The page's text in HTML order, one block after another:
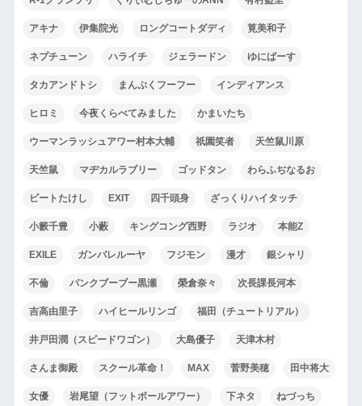
アキナ 伊集院光 ロングコートダディ 筧美和子
ネプチューン ハライチ ジェラードン ゆにばーす
タカアンドトシ まんぷくフーフー インディアンス
ヒロミ 今夜くらべてみました かまいたち
ウーマンラッシュアワー村本大輔 祇園笑者 天竺鼠川原
天竺鼠 マヂカルラブリー ゴッドタン わらふぢなるお
ビートたけし EXIT 四千頭身 ざっくりハイタッチ
小籔千豊 小藪 キングコング西野 ラジオ 本能Z
EXILE ガンバレルーヤ フジモン 漫才 銀シャリ
不倫 パンクブーブー黒瀬 榮倉奈々 次長課長河本
吉高由里子 ハイヒールリンゴ 福田（チュートリアル）
井戸田潤（スピードワゴン） 大島優子 天津木村
さんま御殿 スクール革命！ MAX 菅野美穂 田中将大
女優 岩尾望（フットボールアワー） 下ネタ ねづっち